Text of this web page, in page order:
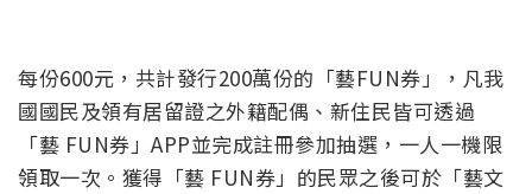
每份600元，共計發行200萬份的「藝FUN券」，凡我
國國民及領有居留證之外籍配偶、新住民皆可透過
「藝 FUN券」APP並完成註冊參加抽選，一人一機限
領取一次。獲得「藝 FUN券」的民眾之後可於「藝文